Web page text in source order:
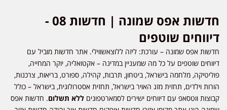
חדשות אפס שמונה | חדשות 08 -
דיווחים שוטפים
חדשות אפס שמונה – עורכת: ליזה ללוצאשווילי. אתר חדשות מוביל עם
דיווחים שוטפים על כל מה שמעניין במדינה – אקטואליה, יוקר המחייה,
פוליטיקה, מלחמה בישראל, ביטחון, תרבות, קהילה, ספורט, בריאות, צרכנות,
הורות וילדים, תחזית מזג האויר בישראל, תחזית אסטרולוגית, בישראל – כולל
קבוצות ווטסאפ עם דיווחים ישירים לסמארטפונים ללא תשלום. חדשות אפס